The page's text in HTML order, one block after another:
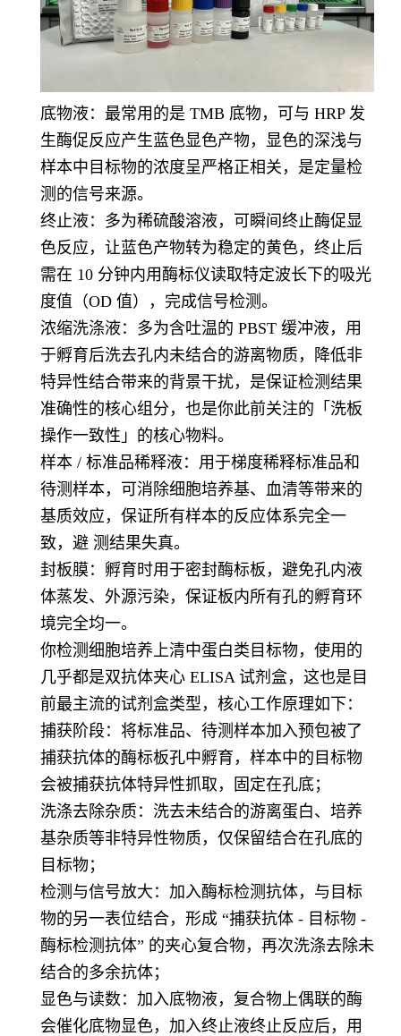
底物液：最常用的是 TMB 底物，可与 HRP 发
生酶促反应产生蓝色显色产物，显色的深浅与
样本中目标物的浓度呈严格正相关，是定量检
测的信号来源。
终止液：多为稀硫酸溶液，可瞬间终止酶促显
色反应，让蓝色产物转为稳定的黄色，终止后
需在 10 分钟内用酶标仪读取特定波长下的吸光
度值（OD 值），完成信号检测。
浓缩洗涤液：多为含吐温的 PBST 缓冲液，用
于孵育后洗去孔内未结合的游离物质，降低非
特异性结合带来的背景干扰，是保证检测结果
准确性的核心组分，也是你此前关注的「洗板
操作一致性」的核心物料。
样本 / 标准品稀释液：用于梯度稀释标准品和
待测样本，可消除细胞培养基、血清等带来的
基质效应，保证所有样本的反应体系完全一
致，避 测结果失真。
封板膜：孵育时用于密封酶标板，避免孔内液
体蒸发、外源污染，保证板内所有孔的孵育环
境完全均一。
你检测细胞培养上清中蛋白类目标物，使用的
几乎都是双抗体夹心 ELISA 试剂盒，这也是目
前最主流的试剂盒类型，核心工作原理如下：
捕获阶段：将标准品、待测样本加入预包被了
捕获抗体的酶标板孔中孵育，样本中的目标物
会被捕获抗体特异性抓取，固定在孔底；
洗涤去除杂质：洗去未结合的游离蛋白、培养
基杂质等非特异性物质，仅保留结合在孔底的
目标物；
检测与信号放大：加入酶标检测抗体，与目标
物的另一表位结合，形成 “捕获抗体 - 目标物 -
酶标检测抗体” 的夹心复合物，再次洗涤去除未
结合的多余抗体；
显色与读数：加入底物液，复合物上偶联的酶
会催化底物显色，加入终止液终止反应后，用